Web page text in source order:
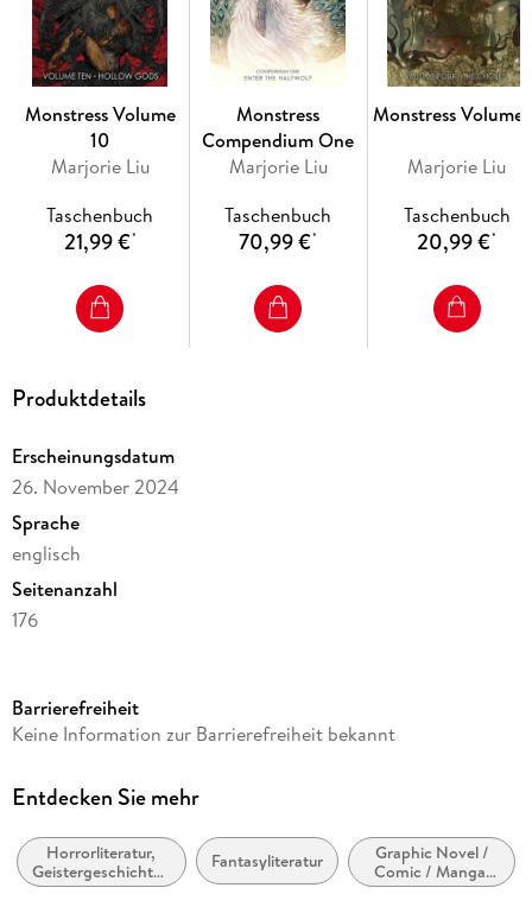
Monstress Volume
10
Marjorie Liu
Taschenbuch
21,99 €*
Monstress
Compendium One
Marjorie Liu
Taschenbuch
70,99 €*
Monstress Volume
Marjorie Liu
Taschenbuch
20,99 €*
Produktdetails
Erscheinungsdatum
26. November 2024
Sprache
englisch
Seitenanzahl
176
Reihe
Autor/Autorin
Illustrationen
Sana Takeda
Barrierefreiheit
Keine Information zur Barrierefreiheit bekannt
Entdecken Sie mehr
Horrorliteratur,
Geistergeschichten
und
Fantasyliteratur
Graphic Novel /
Comic / Manga:
Stil, Tradition